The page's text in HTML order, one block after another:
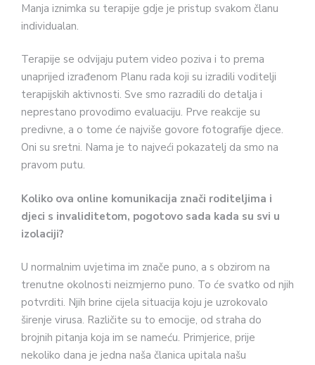
Manja iznimka su terapije gdje je pristup svakom članu
individualan.
Terapije se odvijaju putem video poziva i to prema
unaprijed izrađenom Planu rada koji su izradili voditelji
terapijskih aktivnosti. Sve smo razradili do detalja i
neprestano provodimo evaluaciju. Prve reakcije su
predivne, a o tome će najviše govore fotografije djece.
Oni su sretni. Nama je to najveći pokazatelj da smo na
pravom putu.
Koliko ova online komunikacija znači roditeljima i
djeci s invaliditetom, pogotovo sada kada su svi u
izolaciji?
U normalnim uvjetima im znače puno, a s obzirom na
trenutne okolnosti neizmjerno puno. To će svatko od njih
potvrditi. Njih brine cijela situacija koju je uzrokovalo
širenje virusa. Različite su to emocije, od straha do
brojnih pitanja koja im se nameću. Primjerice, prije
nekoliko dana je jedna naša članica upitala našu